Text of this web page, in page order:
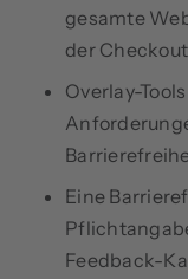
gesamte
der
Overlay-
Eine
Feedback-